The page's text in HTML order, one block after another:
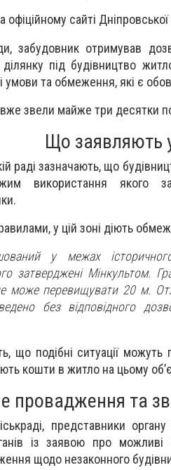
сайті Дніпровської
забудовник отримував
під будівництво
умови та обмеження, які є
вже звели майже три десятки
Що заявляють
раді зазначають, що
використання якого
у цій зоні діють
у межах
затверджені Мінкультом.
може перевищувати 20 м.
без відповідного
що подібні ситуації
кошти в житло на цьому
провадження та
представники
із заявою про
щодо незаконного